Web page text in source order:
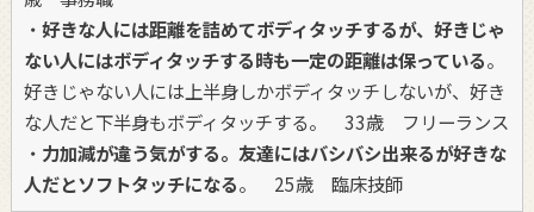
・ 好きな人には距離を詰めてボディタッチするが、好きじゃ
ない人にはボディタッチする時も一定の距離は保っている。
好きじゃない人には上半身しかボディタッチしないが、好き
な人だと下半身もボディタッチする。 33歳 フリーランス
・ 力加減が違う気がする。友達にはバシバシ出来るが好きな
人だとソフトタッチになる。 25歳 臨床技師